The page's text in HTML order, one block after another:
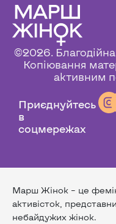
©2026.
Копіювання
активним
Приєднуйтесь
в
соцмережах
Марш Жінок – це
активісток,
небайдужих жінок.